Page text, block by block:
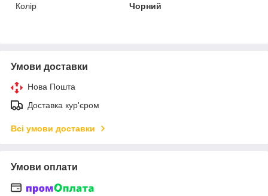
Колір
Чорний
Умови доставки
Нова Пошта
Доставка кур'єром
Всі умови доставки
Умови оплати